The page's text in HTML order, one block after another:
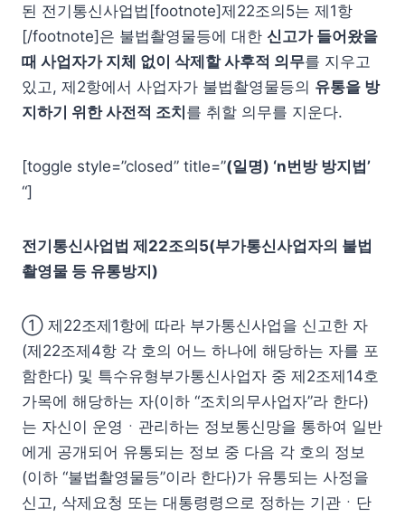
된 전기통신사업법[footnote]제22조의5는 제1항
[/footnote]은 불법촬영물등에 대한 신고가 들어왔을
때 사업자가 지체 없이 삭제할 사후적 의무를 지우고
있고, 제2항에서 사업자가 불법촬영물등의 유통을 방
지하기 위한 사전적 조치를 취할 의무를 지운다.
[toggle style=”closed” title=”(일명) ‘n번방 방지법’
“]
전기통신사업법 제22조의5(부가통신사업자의 불법
촬영물 등 유통방지)
① 제22조제1항에 따라 부가통신사업을 신고한 자
(제22조제4항 각 호의 어느 하나에 해당하는 자를 포
함한다) 및 특수유형부가통신사업자 중 제2조제14호
가목에 해당하는 자(이하 “조치의무사업자”라 한다)
는 자신이 운영ㆍ관리하는 정보통신망을 통하여 일반
에게 공개되어 유통되는 정보 중 다음 각 호의 정보
(이하 “불법촬영물등”이라 한다)가 유통되는 사정을
신고, 삭제요청 또는 대통령령으로 정하는 기관ㆍ단